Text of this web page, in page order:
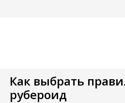
Как выбрать
рубероид